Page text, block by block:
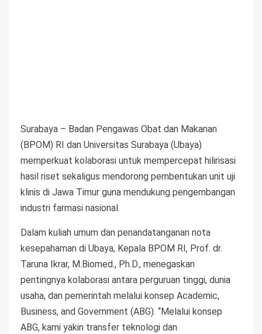
Surabaya – Badan Pengawas Obat dan Makanan
(BPOM) RI dan Universitas Surabaya (Ubaya)
memperkuat kolaborasi untuk mempercepat hilirisasi
hasil riset sekaligus mendorong pembentukan unit uji
klinis di Jawa Timur guna mendukung pengembangan
industri farmasi nasional.
Dalam kuliah umum dan penandatanganan nota
kesepahaman di Ubaya, Kepala BPOM RI, Prof. dr.
Taruna Ikrar, M.Biomed., Ph.D., menegaskan
pentingnya kolaborasi antara perguruan tinggi, dunia
usaha, dan pemerintah melalui konsep Academic,
Business, and Government (ABG). “Melalui konsep
ABG, kami yakin transfer teknologi dan